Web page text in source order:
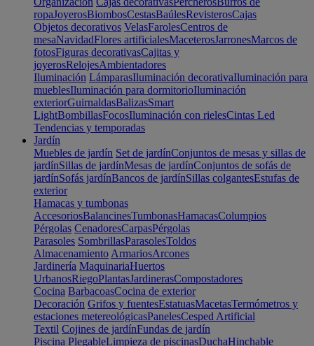
ropaJoyerosBiombosCestasBaúlesRevisterosCajas
Objetos decorativos VelasFarolesCentros de
mesaNavidadFlores artificialesMaceterosJarronesMarcos de
fotosFiguras decorativasCajitas y
joyerosRelojesAmbientadores
Iluminación LámparasIluminación decorativaIluminación para
mueblesIluminación para dormitorioIluminación
exteriorGuirnaldasBalizasSmart
LightBombillasFocosIluminación con rielesCintas Led
Tendencias y temporadas
Jardín
Muebles de jardín Set de jardínConjuntos de mesas y sillas de
jardínSillas de jardínMesas de jardínConjuntos de sofás de
jardínSofás jardínBancos de jardínSillas colgantesEstufas de
exterior
Hamacas y tumbonas
AccesoriosBalancinesTumbonasHamacasColumpios
Pérgolas CenadoresCarpasPérgolas
Parasoles SombrillasParasolesToldos
Almacenamiento ArmariosArcones
Jardinería MaquinariaHuertos
UrbanosRiegoPlantasJardinerasCompostadores
Cocina BarbacoasCocina de exterior
Decoración Grifos y fuentesEstatuasMacetasTermómetros y
estaciones metereológicasPanelesCesped Artificial
Textil Cojines de jardínFundas de jardín
Piscina PlegableLimpieza de piscinasDuchaHinchable